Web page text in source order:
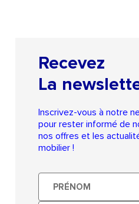
Recevez
La
Inscrivez-vous à notre
pour rester informé de
nos offres et les
mobilier !
Prénom